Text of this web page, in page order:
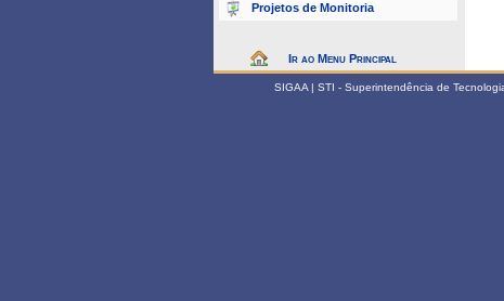
Projetos de Monitoria
Ir ao Menu Principal
SIGAA | STI - Superintendência de